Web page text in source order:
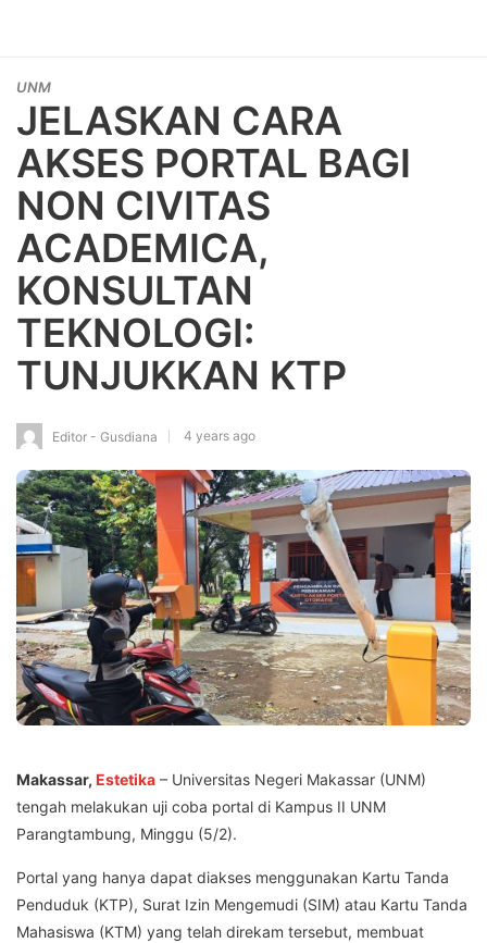
UNM
JELASKAN CARA
AKSES PORTAL BAGI
NON CIVITAS
ACADEMICA,
KONSULTAN
TEKNOLOGI:
TUNJUKKAN KTP
Editor - Gusdiana 4 years ago
Makassar, Estetika – Universitas Negeri Makassar (UNM)
tengah melakukan uji coba portal di Kampus II UNM
Parangtambung, Minggu (5/2).
Portal yang hanya dapat diakses menggunakan Kartu Tanda
Penduduk (KTP), Surat Izin Mengemudi (SIM) atau Kartu Tanda
Mahasiswa (KTM) yang telah direkam tersebut, membuat